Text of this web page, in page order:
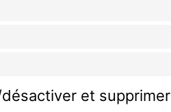
et